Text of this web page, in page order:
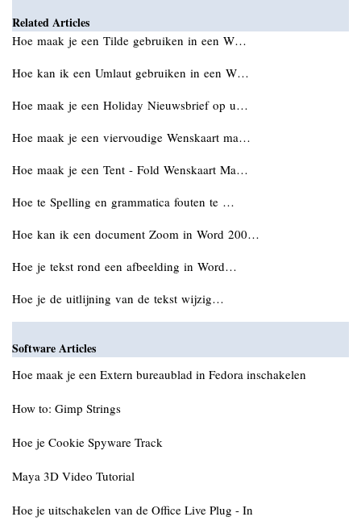
Related Articles
Hoe maak je een Tilde gebruiken in een W…
Hoe kan ik een Umlaut gebruiken in een W…
Hoe maak je een Holiday Nieuwsbrief op u…
Hoe maak je een viervoudige Wenskaart ma…
Hoe maak je een Tent - Fold Wenskaart Ma…
Hoe te Spelling en grammatica fouten te …
Hoe kan ik een document Zoom in Word 200…
Hoe je tekst rond een afbeelding in Word…
Hoe je de uitlijning van de tekst wijzig…
Software Articles
Hoe maak je een Extern bureaublad in Fedora inschakelen
How to: Gimp Strings
Hoe je Cookie Spyware Track
Maya 3D Video Tutorial
Hoe je uitschakelen van de Office Live Plug - In